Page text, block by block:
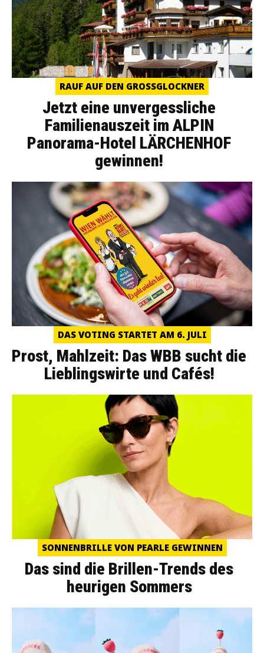
RAUF AUF DEN GROSSGLOCKNER
Jetzt eine unvergessliche
Familienauszeit im ALPIN
Panorama-Hotel LÄRCHENHOF
gewinnen!
DAS VOTING STARTET AM 6. JULI
Prost, Mahlzeit: Das WBB sucht die
Lieblingswirte und Cafés!
SONNENBRILLE VON PEARLE GEWINNEN
Das sind die Brillen-Trends des
heurigen Sommers